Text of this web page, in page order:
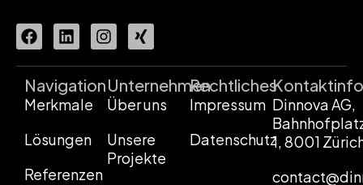
Navigation
Merkmale
Lösungen
Referenzen
Unternehmen
Über uns
Unsere
Projekte
Rechtliches
Impressum
Datenschutz
Dinnova AG,
1, 8001